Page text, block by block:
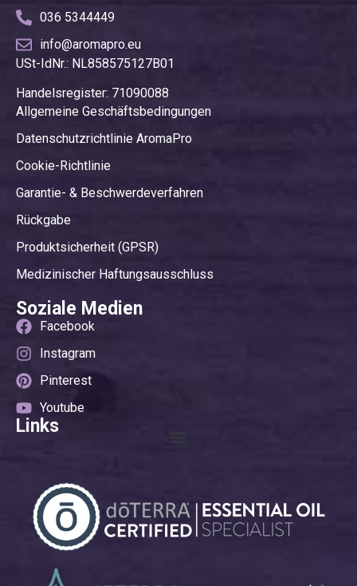
036 5344449
info@aromapro.eu
USt-IdNr.: NL858575127B01
Handelsregister: 71090088
Allgemeine Geschäftsbedingungen
Datenschutzrichtlinie AromaPro
Cookie-Richtlinie
Garantie- & Beschwerdeverfahren
Rückgabe
Produktsicherheit (GPSR)
Medizinischer Haftungsausschluss
Soziale Medien
Facebook
Instagram
Pinterest
Youtube
Links